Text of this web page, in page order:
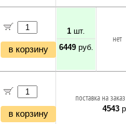
в корзину
1 шт.
6449руб.
нет
в корзину
поставка на
4543